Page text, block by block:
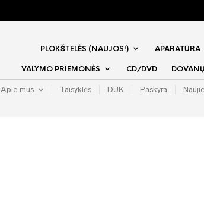
PLOKŠTELĖS (NAUJOS!) APARATŪRA
VALYMO PRIEMONĖS CD/DVD
Apie mus Taisyklės DUK Paskyra